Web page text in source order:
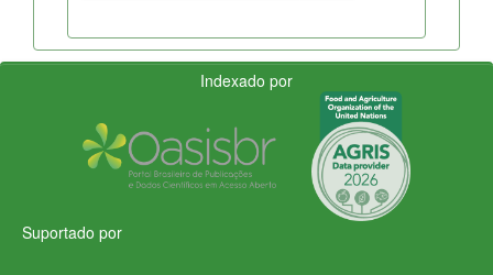
Indexado por
Suportado por